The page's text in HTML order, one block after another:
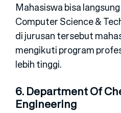
Mahasiswa bisa
Computer Science &
di jurusan tersebut
mengikuti program
lebih tinggi.
6. Department Of
Engineering